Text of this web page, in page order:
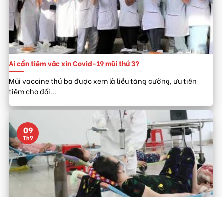
Ai cần tiêm văc xin Covid-19 mũi thứ 3?
Mũi vaccine thứ ba được xem là liều tăng cường, ưu tiên
tiêm cho đối...
09
Th9